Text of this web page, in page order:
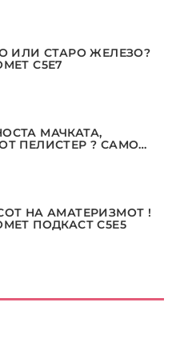
ИЛИ СТАРО ЖЕЛЕЗО?
С5Е7
МАЧКАТА,
ПЕЛИСТЕР ? САМО
НА АМАТЕРИЗМОТ !
ПОДКАСТ С5E5